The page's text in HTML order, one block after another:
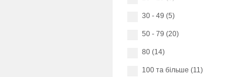
30 - 49 (5)
50 - 79 (20)
80 (14)
100 та більше (11)